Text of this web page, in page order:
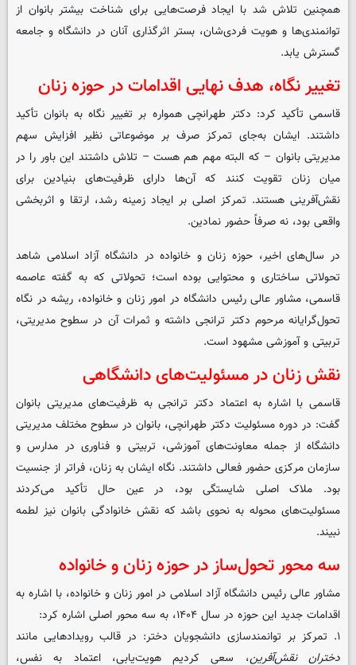
همچنین تلاش شد با ایجاد فرصت‌هایی برای شناخت بیشتر بانوان از
توانمندی‌ها و هویت فردی‌شان، بستر اثرگذاری آنان در دانشگاه و جامعه
گسترش یابد.
تغییر نگاه، هدف نهایی اقدامات در حوزه زنان
قاسمی تأکید کرد: دکتر طهرانچی همواره بر تغییر نگاه به بانوان تأکید
داشتند. ایشان به‌جای تمرکز صرف بر موضوعاتی نظیر افزایش سهم
مدیریتی بانوان – که البته مهم هم هست – تلاش داشتند این باور را در
میان زنان تقویت کنند که آن‌ها دارای ظرفیت‌های بنیادین برای
نقش‌آفرینی هستند. تمرکز اصلی بر ایجاد زمینه رشد، ارتقا و اثربخشی
واقعی بود، نه صرفاً حضور نمادین.
در سال‌های اخیر، حوزه زنان و خانواده در دانشگاه آزاد اسلامی شاهد
تحولاتی ساختاری و محتوایی بوده است؛ تحولاتی که به گفته عاصمه
قاسمی، مشاور عالی رئیس دانشگاه در امور زنان و خانواده، ریشه در نگاه
تحول‌گرایانه مرحوم دکتر ترانجی داشته و ثمرات آن در سطوح مدیریتی،
تربیتی و آموزشی مشهود است.
نقش زنان در مسئولیت‌های دانشگاهی
قاسمی با اشاره به اعتماد دکتر ترانجی به ظرفیت‌های مدیریتی بانوان
گفت: در دوره مسئولیت دکتر طهرانچی، بانوان در سطوح مختلف مدیریتی
دانشگاه از جمله معاونت‌های آموزشی، تربیتی و فناوری در مدارس و
سازمان مرکزی حضور فعالی داشتند. نگاه ایشان به زنان، فراتر از جنسیت
بود. ملاک اصلی شایستگی بود، در عین حال تأکید می‌کردند
مسئولیت‌های محوله به نحوی باشد که نقش خانوادگی بانوان نیز لطمه
نبیند.
سه محور تحول‌ساز در حوزه زنان و خانواده
مشاور عالی رئیس دانشگاه آزاد اسلامی در امور زنان و خانواده، با اشاره به
اقدامات جدید این حوزه در سال ۱۴۰۴، به سه محور اصلی اشاره کرد:
۱. تمرکز بر توانمندسازی دانشجویان دختر: در قالب رویدادهایی مانند
دختران نقش‌آفرین، سعی کردیم هویت‌یابی، اعتماد به نفس،